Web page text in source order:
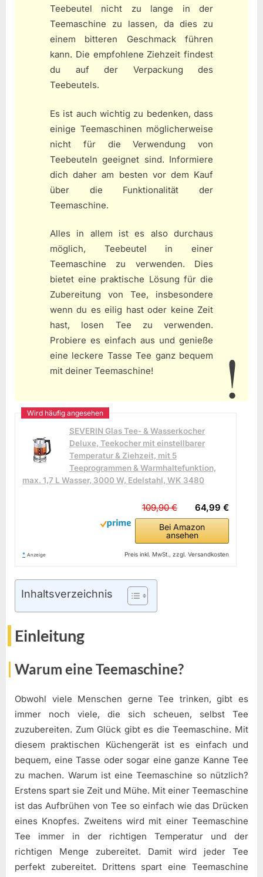
Teebeutel nicht zu lange in der
Teemaschine zu lassen, da dies zu
einem bitteren Geschmack führen
kann. Die empfohlene Ziehzeit findest
du auf der Verpackung des
Teebeutels.
Es ist auch wichtig zu bedenken, dass
einige Teemaschinen möglicherweise
nicht für die Verwendung von
Teebeuteln geeignet sind. Informiere
dich daher am besten vor dem Kauf
über die Funktionalität der
Teemaschine.
Alles in allem ist es also durchaus
möglich, Teebeutel in einer
Teemaschine zu verwenden. Dies
bietet eine praktische Lösung für die
Zubereitung von Tee, insbesondere
wenn du es eilig hast oder keine Zeit
hast, losen Tee zu verwenden.
Probiere es einfach aus und genieße
eine leckere Tasse Tee ganz bequem
mit deiner Teemaschine!
SEVERIN Glas Tee- & Wasserkocher
Deluxe, Teekocher mit einstellbarer
Temperatur & Ziehzeit, mit 5
Teeprogrammen & Warmhaltefunktion,
max. 1,7 L Wasser, 3000 W, Edelstahl, WK 3480
64,99 €
109,90 €
Bei Amazon
ansehen
* Anzeige Preis inkl. MwSt., zzgl. Versandkosten
Inhaltsverzeichnis
Einleitung
Warum eine Teemaschine?
Obwohl viele Menschen gerne Tee trinken, gibt es
immer noch viele, die sich scheuen, selbst Tee
zuzubereiten. Zum Glück gibt es die Teemaschine. Mit
diesem praktischen Küchengerät ist es einfach und
bequem, eine Tasse oder sogar eine ganze Kanne Tee
zu machen. Warum ist eine Teemaschine so nützlich?
Erstens spart sie Zeit und Mühe. Mit einer Teemaschine
ist das Aufbrühen von Tee so einfach wie das Drücken
eines Knopfes. Zweitens wird mit einer Teemaschine
Tee immer in der richtigen Temperatur und der
richtigen Menge zubereitet. Damit wird jeder Tee
perfekt zubereitet. Drittens spart eine Teemaschine